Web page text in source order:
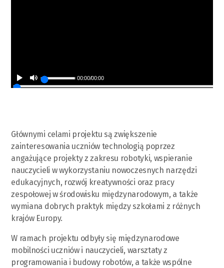
00:00/00:00
Głównymi celami projektu są zwiększenie
zainteresowania uczniów technologią poprzez
angażujące projekty z zakresu robotyki, wspieranie
nauczycieli w wykorzystaniu nowoczesnych narzędzi
edukacyjnych, rozwój kreatywności oraz pracy
zespołowej w środowisku międzynarodowym, a także
wymiana dobrych praktyk między szkołami z różnych
krajów Europy.
W ramach projektu odbyły się międzynarodowe
mobilności uczniów i nauczycieli, warsztaty z
programowania i budowy robotów, a także wspólne